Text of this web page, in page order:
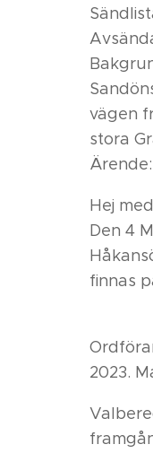
vägen
stora
Hej
Den 4
finnas
2023.